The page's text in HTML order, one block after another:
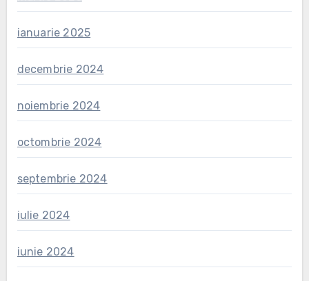
ianuarie 2025
decembrie 2024
noiembrie 2024
octombrie 2024
septembrie 2024
iulie 2024
iunie 2024